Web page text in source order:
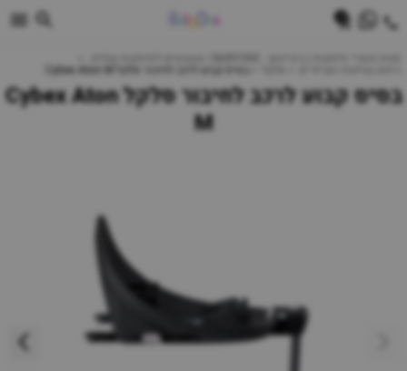
בסיס קבוע לרכב לחיבור סלקל Cybex Aton
M